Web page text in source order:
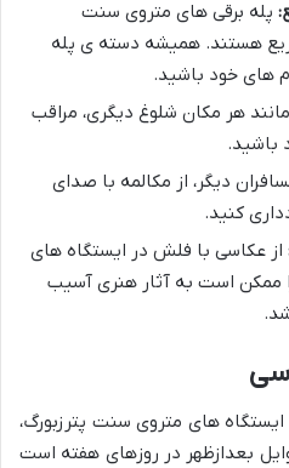
پله برقی های متروی سنت
هستند. همیشه دسته ی پله
های خود باشید.
مانند هر مکان شلوغ دیگری، مراقب
باشید.
دیگر، از مکالمه با صدای
کنید.
از عکاسی با فلش در ایستگاه های
ممکن است به آثار هنری آسیب
های متروی سنت پترزبورگ،
بعدازظهر در روزهای هفته است